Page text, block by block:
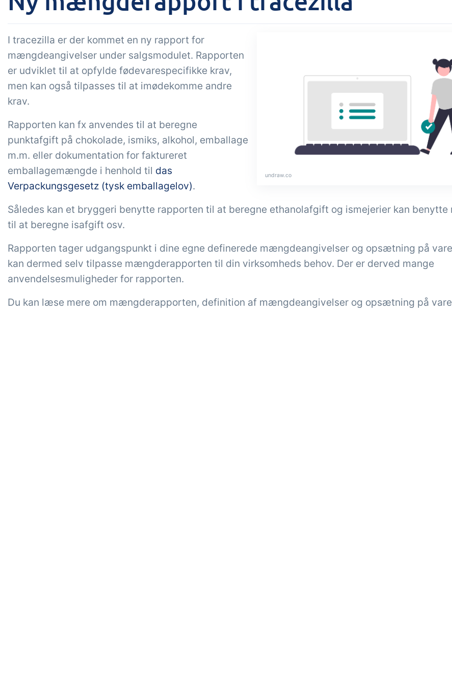
B2B Commerce kan fungere
som sælgerportal,
leverandørportal eller B2B
webshop for dine kunder
Få modtagekontrol,
temperaturtjek og kritiske
dokumenter og
sidevisninger,
rapporter og
dashboards!
undraw.co
I tracezilla er der kommet en ny rapport for
mængdeangivelser under salgsmodulet. Rapporten
er udviklet til at opfylde fødevarespecifikke krav,
men kan også tilpasses til at imødekomme andre
krav.
Rapporten kan fx anvendes til at beregne
punktafgift på chokolade, ismiks, alkohol, emballage
m.m. eller dokumentation for faktureret
emballagemængde i henhold til das
Verpackungsgesetz (tysk emballagelov).
Således kan et bryggeri benytte rapporten til at beregne ethanolafgift og ismejerier kan benytte
til at beregne isafgift osv.
Rapporten tager udgangspunkt i dine egne definerede mængdeangivelser og opsætning på
kan dermed selv tilpasse mængderapporten til din virksomheds behov. Der er derved mange
anvendelsesmuligheder for rapporten.
Du kan læse mere om mængderapporten, definition af mængdeangivelser og opsætning på